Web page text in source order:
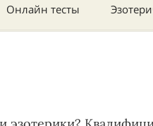
Онлайн тесты